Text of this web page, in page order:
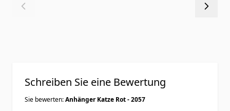
Schreiben Sie eine Bewertung
Sie bewerten:Anhänger Katze Rot - 2057